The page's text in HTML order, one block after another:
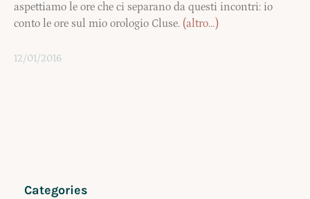
aspettiamo le ore che ci separano da questi incontri: io
conto le ore sul mio orologio Cluse. (altro…)
12/01/2016
Categories